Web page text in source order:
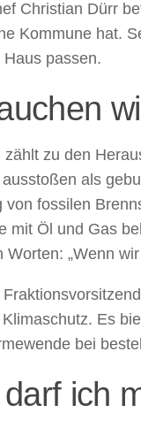
Christian Dürr
Kommune hat.
passen.
zu den
als
von fossilen
mit Öl und Gas
Worten: „Wenn
Klimaschutz. Es
bei
ich